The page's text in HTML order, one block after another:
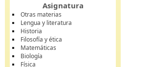
Asignatura
Otras materias
Lengua y literatura
Historia
Filosofía y ética
Matemáticas
Biología
Física